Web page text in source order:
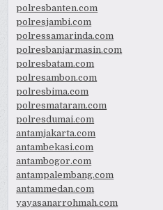
polresbanten.com
polresjambi.com
polressamarinda.com
polresbanjarmasin.com
polresbatam.com
polresambon.com
polresbima.com
polresmataram.com
polresdumai.com
antamjakarta.com
antambekasi.com
antambogor.com
antampalembang.com
antammedan.com
yayasanarrohmah.com